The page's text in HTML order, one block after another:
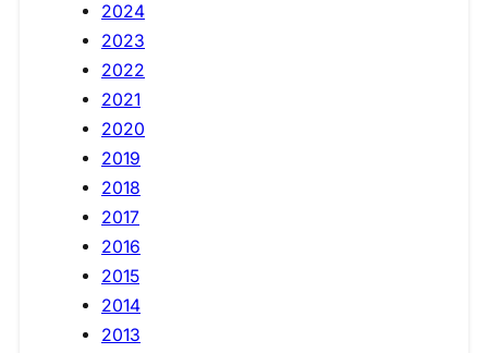
2024
2023
2022
2021
2020
2019
2018
2017
2016
2015
2014
2013